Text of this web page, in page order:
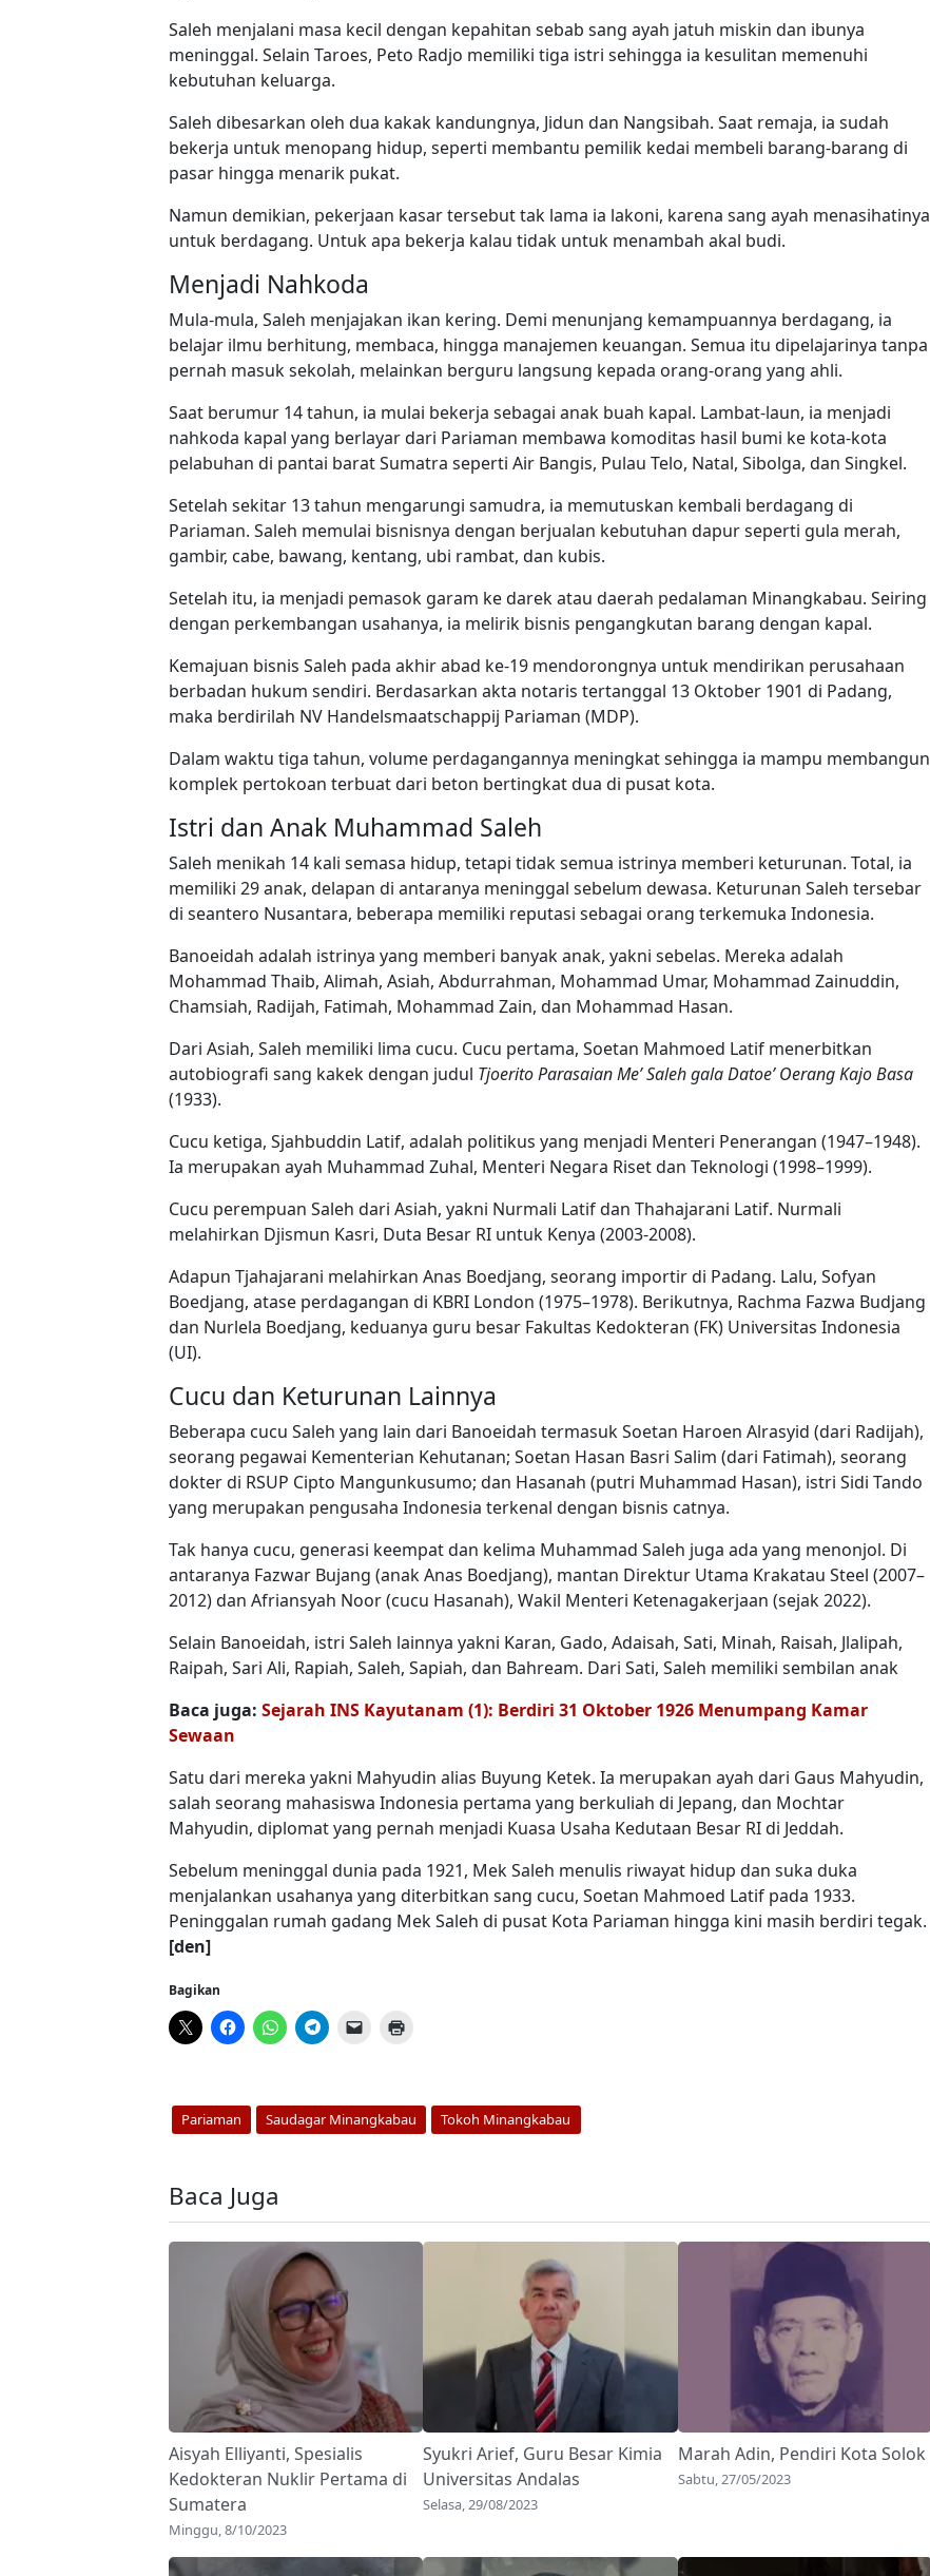
Saleh menjalani masa kecil dengan kepahitan sebab sang ayah jatuh miskin dan ibunya
meninggal. Selain Taroes, Peto Radjo memiliki tiga istri sehingga ia kesulitan memenuhi
kebutuhan keluarga.
Saleh dibesarkan oleh dua kakak kandungnya, Jidun dan Nangsibah. Saat remaja, ia sudah
bekerja untuk menopang hidup, seperti membantu pemilik kedai membeli barang-barang di
pasar hingga menarik pukat.
Namun demikian, pekerjaan kasar tersebut tak lama ia lakoni, karena sang ayah menasihatinya
untuk berdagang. Untuk apa bekerja kalau tidak untuk menambah akal budi.
Menjadi Nahkoda
Mula-mula, Saleh menjajakan ikan kering. Demi menunjang kemampuannya berdagang, ia
belajar ilmu berhitung, membaca, hingga manajemen keuangan. Semua itu dipelajarinya tanpa
pernah masuk sekolah, melainkan berguru langsung kepada orang-orang yang ahli.
Saat berumur 14 tahun, ia mulai bekerja sebagai anak buah kapal. Lambat-laun, ia menjadi
nahkoda kapal yang berlayar dari Pariaman membawa komoditas hasil bumi ke kota-kota
pelabuhan di pantai barat Sumatra seperti Air Bangis, Pulau Telo, Natal, Sibolga, dan Singkel.
Setelah sekitar 13 tahun mengarungi samudra, ia memutuskan kembali berdagang di
Pariaman. Saleh memulai bisnisnya dengan berjualan kebutuhan dapur seperti gula merah,
gambir, cabe, bawang, kentang, ubi rambat, dan kubis.
Setelah itu, ia menjadi pemasok garam ke darek atau daerah pedalaman Minangkabau. Seiring
dengan perkembangan usahanya, ia melirik bisnis pengangkutan barang dengan kapal.
Kemajuan bisnis Saleh pada akhir abad ke-19 mendorongnya untuk mendirikan perusahaan
berbadan hukum sendiri. Berdasarkan akta notaris tertanggal 13 Oktober 1901 di Padang,
maka berdirilah NV Handelsmaatschappij Pariaman (MDP).
Dalam waktu tiga tahun, volume perdagangannya meningkat sehingga ia mampu membangun
komplek pertokoan terbuat dari beton bertingkat dua di pusat kota.
Istri dan Anak Muhammad Saleh
Saleh menikah 14 kali semasa hidup, tetapi tidak semua istrinya memberi keturunan. Total, ia
memiliki 29 anak, delapan di antaranya meninggal sebelum dewasa. Keturunan Saleh tersebar
di seantero Nusantara, beberapa memiliki reputasi sebagai orang terkemuka Indonesia.
Banoeidah adalah istrinya yang memberi banyak anak, yakni sebelas. Mereka adalah
Mohammad Thaib, Alimah, Asiah, Abdurrahman, Mohammad Umar, Mohammad Zainuddin,
Chamsiah, Radijah, Fatimah, Mohammad Zain, dan Mohammad Hasan.
Dari Asiah, Saleh memiliki lima cucu. Cucu pertama, Soetan Mahmoed Latif menerbitkan
autobiografi sang kakek dengan judul Tjoerito Parasaian Me’ Saleh gala Datoe’ Oerang Kajo Basa
(1933).
Cucu ketiga, Sjahbuddin Latif, adalah politikus yang menjadi Menteri Penerangan (1947–1948).
Ia merupakan ayah Muhammad Zuhal, Menteri Negara Riset dan Teknologi (1998–1999).
Cucu perempuan Saleh dari Asiah, yakni Nurmali Latif dan Thahajarani Latif. Nurmali
melahirkan Djismun Kasri, Duta Besar RI untuk Kenya (2003-2008).
Adapun Tjahajarani melahirkan Anas Boedjang, seorang importir di Padang. Lalu, Sofyan
Boedjang, atase perdagangan di KBRI London (1975–1978). Berikutnya, Rachma Fazwa Budjang
dan Nurlela Boedjang, keduanya guru besar Fakultas Kedokteran (FK) Universitas Indonesia
(UI).
Cucu dan Keturunan Lainnya
Beberapa cucu Saleh yang lain dari Banoeidah termasuk Soetan Haroen Alrasyid (dari Radijah),
seorang pegawai Kementerian Kehutanan; Soetan Hasan Basri Salim (dari Fatimah), seorang
dokter di RSUP Cipto Mangunkusumo; dan Hasanah (putri Muhammad Hasan), istri Sidi Tando
yang merupakan pengusaha Indonesia terkenal dengan bisnis catnya.
Tak hanya cucu, generasi keempat dan kelima Muhammad Saleh juga ada yang menonjol. Di
antaranya Fazwar Bujang (anak Anas Boedjang), mantan Direktur Utama Krakatau Steel (2007–
2012) dan Afriansyah Noor (cucu Hasanah), Wakil Menteri Ketenagakerjaan (sejak 2022).
Selain Banoeidah, istri Saleh lainnya yakni Karan, Gado, Adaisah, Sati, Minah, Raisah, Jlalipah,
Raipah, Sari Ali, Rapiah, Saleh, Sapiah, dan Bahream. Dari Sati, Saleh memiliki sembilan anak
Baca juga: Sejarah INS Kayutanam (1): Berdiri 31 Oktober 1926 Menumpang Kamar
Sewaan
Satu dari mereka yakni Mahyudin alias Buyung Ketek. Ia merupakan ayah dari Gaus Mahyudin,
salah seorang mahasiswa Indonesia pertama yang berkuliah di Jepang, dan Mochtar
Mahyudin, diplomat yang pernah menjadi Kuasa Usaha Kedutaan Besar RI di Jeddah.
Sebelum meninggal dunia pada 1921, Mek Saleh menulis riwayat hidup dan suka duka
menjalankan usahanya yang diterbitkan sang cucu, Soetan Mahmoed Latif pada 1933.
Peninggalan rumah gadang Mek Saleh di pusat Kota Pariaman hingga kini masih berdiri tegak.
[den]
Bagikan
Pariaman Saudagar Minangkabau Tokoh Minangkabau
Baca Juga
Aisyah Elliyanti, Spesialis
Kedokteran Nuklir Pertama di
Sumatera
Minggu, 8/10/2023
Syukri Arief, Guru Besar Kimia
Universitas Andalas
Selasa, 29/08/2023
Marah Adin, Pendiri Kota Solok
Sabtu, 27/05/2023